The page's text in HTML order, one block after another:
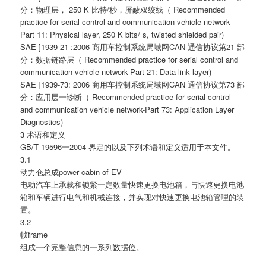
分：物理层， 250 K 比特/秒，屏蔽双绞线（ Recommended
practice for serial control and communication vehicle network
Part 11: Physical layer, 250 K bits/ s, twisted shielded pair)
SAE ]1939-21 :2006 商用车控制系统局域网CAN 通信协议第21 部
分：数据链路层（ Recommended practice for serial control and
communication vehicle network-Part 21: Data link layer)
SAE ]1939-73: 2006 商用车控制系统局域网CAN 通信协议第73 部
分：应用层一诊断（ Recommended practice for serial control
and communication vehicle network-Part 73: Application Layer
Diagnostics)
3 术语和定义
GB/T 19596一2004 界定的以及下列术语和定义适用于本文件。
3.1
动力仓总成power cabin of EV
电动汽车上承载和锁紧一定数量快速更换电池箱，与快速更换电池
箱和车辆进行电气和机械连接，并实现对快速更换电池箱管理的装
置。
3.2
帧frame
组成一个完整信息的一系列数据位。